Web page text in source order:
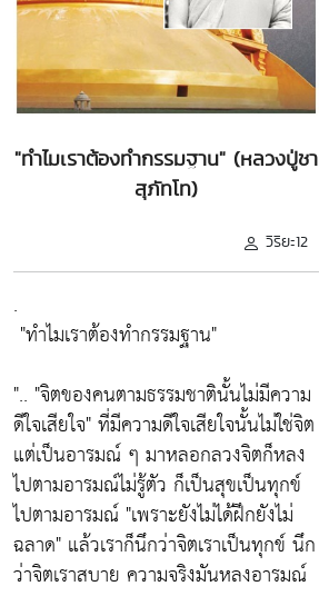
"ทำไมเราต้องทำกรรมฐาน" (หลวงปู่ชา
สุภัทโท)
วิริยะ12
.
"ทำไมเราต้องทำกรรมฐาน"
".. "จิตของคนตามธรรมชาตินั้นไม่มีความ
ดีใจเสียใจ"ที่มีความดีใจเสียใจนั้นไม่ใช่จิต
แต่เป็นอารมณ์ ๆ มาหลอกลวงจิตก็หลง
ไปตามอารมณ์ไม่รู้ตัว ก็เป็นสุขเป็นทุกข์
ไปตามอารมณ์ "เพราะยังไม่ได้ฝึกยังไม่
ฉลาด" แล้วเราก็นึกว่าจิตเราเป็นทุกข์ นึก
ว่าจิตเราสบาย ความจริงมันหลงอารมณ์